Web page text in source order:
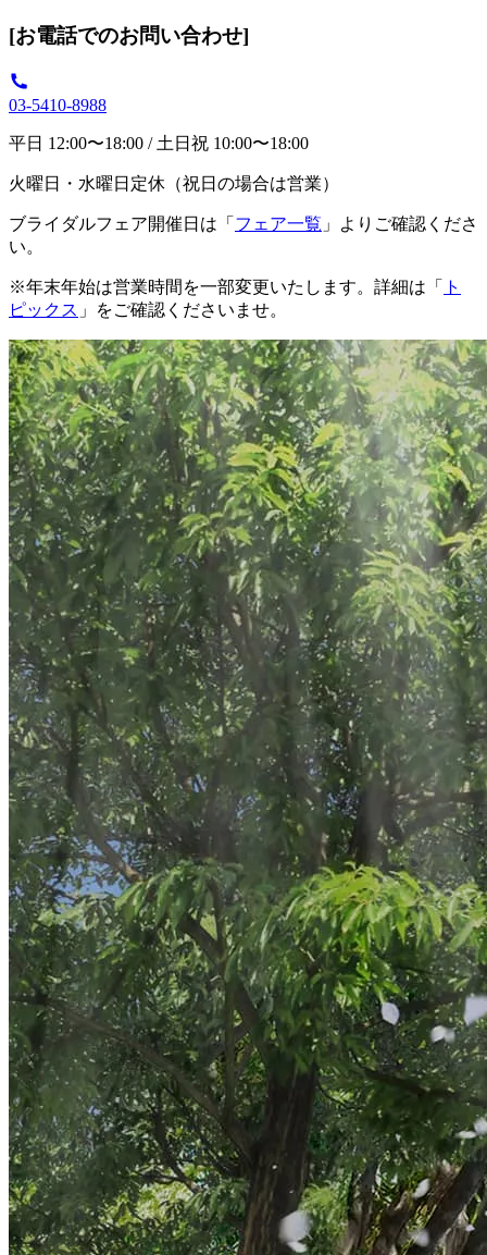
[お電話でのお問い合わせ]
03-5410-8988
平日 12:00〜18:00 / 土日祝 10:00〜18:00
火曜日・水曜日定休（祝日の場合は営業）
ブライダルフェア開催日は「 フェア一覧 」よりご確認くださ
い。
※年末年始は営業時間を一部変更いたします。詳細は「
ト
ピックス 」をご確認くださいませ。